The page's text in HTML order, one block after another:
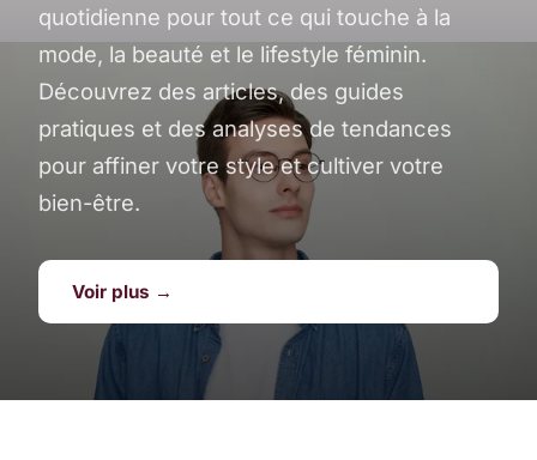
quotidienne pour tout ce qui touche à la
mode, la beauté et le lifestyle féminin.
Découvrez des articles, des guides
pratiques et des analyses de tendances
pour affiner votre style et cultiver votre
bien-être.
Voir plus →